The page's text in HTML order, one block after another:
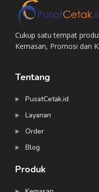
Cukup satu tempat
Kemasan, Promosi dan
Tentang
PusatCetak.id
Layanan
Order
Blog
Produk